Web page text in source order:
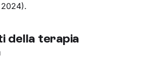
della terapia